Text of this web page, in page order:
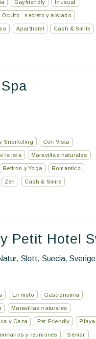
Gayfriendly Inusual
Oculto - secreto y aislado
Aparthotel Cash & Smile
Snorkeling Con Vista
la isla Maravillas naturales
Retiros y Yoga Romantico
Zen Cash & Smile
Petit Hotel
, Slott, Suecia, Sverige
En moto Gastronomía
Maravillas naturales
y Caza Pet-Friendly Playa
y reuniones Senior